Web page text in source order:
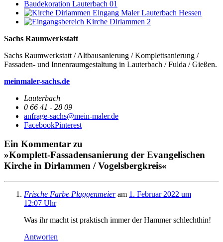
Sachs Raumwerkstatt
Sachs Raumwerkstatt / Altbausanierung / Komplettsanierung /
Fassaden- und Innenraumgestaltung in Lauterbach / Fulda / Gießen.
meinmaler-sachs.de
Lauterbach
0 66 41 - 28 09
anfrage-sachs@mein-maler.de
FacebookPinterest
Ein Kommentar zu
»Komplett-Fassadensanierung der Evangelischen
Kirche in Dirlammen / Vogelsbergkreis«
Frische Farbe Plaggenmeier am 1. Februar 2022 um
12:07 Uhr
Was ihr macht ist praktisch immer der Hammer schlechthin!
Antworten